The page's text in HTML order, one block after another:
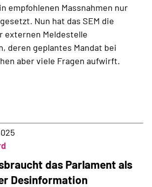
empfohlenen Massnahmen nur
Nun hat das SEM die
externen Meldestelle
deren geplantes Mandat bei
aber viele Fragen aufwirft.
das Parlament als
Desinformation